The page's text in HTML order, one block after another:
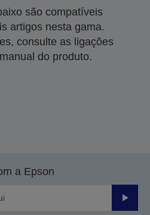
são compatíveis
artigos nesta gama.
consulte as ligações
do produto.
a Epson
Enviar